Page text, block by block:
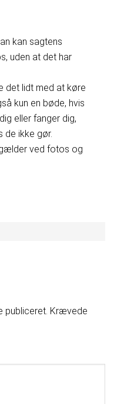
kan sagtens
uden at det har
det lidt med at køre
kun en bøde, hvis
eller fanger dig,
de ikke gør.
ved fotos og
publiceret. Krævede